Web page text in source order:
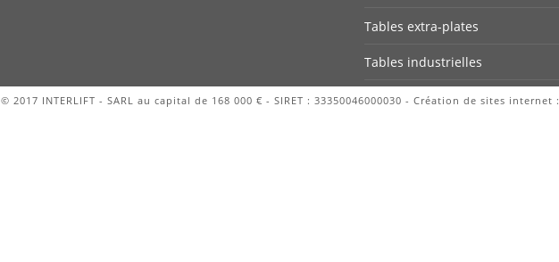
Tables extra-plates
Tables industrielles
© 2017 INTERLIFT - SARL au capital de 168 000 € - SIRET : 33350046000030 - Création de sites internet :